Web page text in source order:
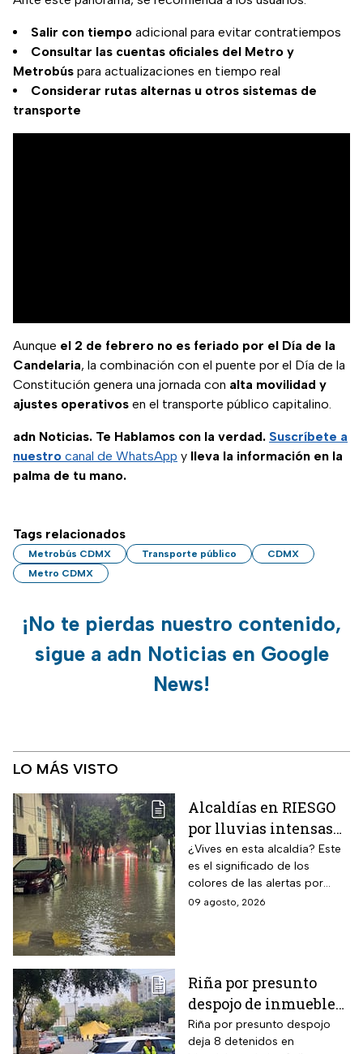
Salir con tiempo adicional para evitar contratiempos
Consultar las cuentas oficiales del Metro y
Metrobús para actualizaciones en tiempo real
Considerar rutas alternas u otros sistemas de
transporte
Aunque el 2 de febrero no es feriado por el Día de la
Candelaria, la combinación con el puente por el Día de la
Constitución genera una jornada con alta movilidad y
ajustes operativos en el transporte público capitalino.
adn Noticias. Te Hablamos con la verdad. Suscríbete a
nuestro canal de WhatsApp y lleva la información en la
palma de tu mano.
Tags relacionados
Metrobús CDMX Transporte público
CDMX
Metro CDMX
¡No te pierdas nuestro contenido,
sigue a adn Noticias en Google
News!
LO MÁS VISTO
Alcaldías en RIESGO
por lluvias intensas
en CDMX hoy 9 de
agosto: ¿dónde hay
alerta y peligro de
inundaciones?
¿Vives en esta alcaldía? Este
es el significado de los
colores de las alertas por
lluvias en la capital mexicana.
09 agosto, 2026
Riña por presunto
despojo de inmueble
en la GAM deja 8
detenidos
Riña por presunto despojo
deja 8 detenidos en